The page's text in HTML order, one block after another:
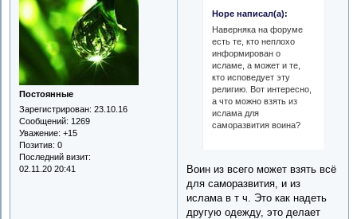
Постоянные
Зарегистрирован: 23.10.16
Сообщений: 1269
Уважение: +15
Позитив: 0
Последний визит:
02.11.20 20:41
Hope написал(а):
Наверняка на форуме
есть те, кто неплохо
информирован о
исламе, а может и те,
кто исповедует эту
религию. Вот интересно,
а что можно взять из
ислама для
саморазвития воина?
Воин из всего может взять всё
для саморазвития, и из
ислама в т ч. Это как надеть
другую одежду, это делает